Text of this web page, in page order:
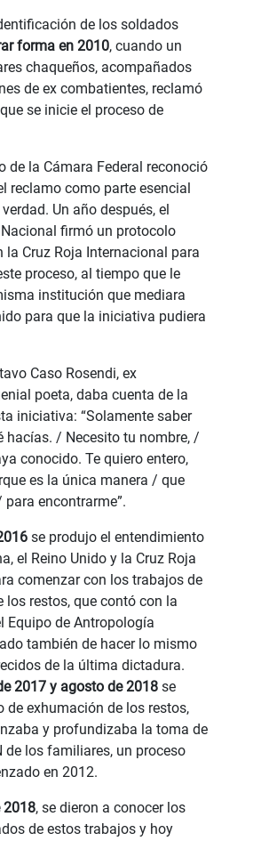
de los soldados
forma en 2010, cuando un
chaqueños, acompañados
de ex combatientes, reclamó
se inicie el proceso de
de la Cámara Federal reconoció
reclamo como parte esencial
Un año después, el
firmó un protocolo
la Cruz Roja Internacional para
proceso, al tiempo que le
institución que mediara
para que la iniciativa pudiera
Caso Rosendi, ex
poeta, daba cuenta de la
iniciativa: “Solamente saber
hacías. / Necesito tu nombre, /
conocido. Te quiero entero,
es la única manera / que
encontrarme”.
se produjo el entendimiento
el Reino Unido y la Cruz Roja
comenzar con los trabajos de
los restos, que contó con la
Equipo de Antropología
también de hacer lo mismo
de la última dictadura.
2017 y agosto de 2018se
de exhumación de los restos,
y profundizaba la toma de
de los familiares, un proceso
en 2012.
2018, se dieron a conocer los
de estos trabajos y hoy